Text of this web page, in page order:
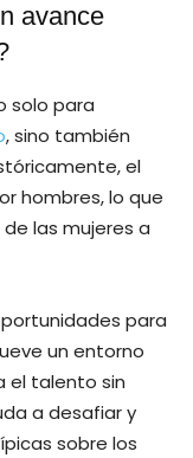
avance
solo para
, sino también
el
hombres, lo que
las mujeres a
para
un entorno
el talento sin
a desafiar y
sobre los